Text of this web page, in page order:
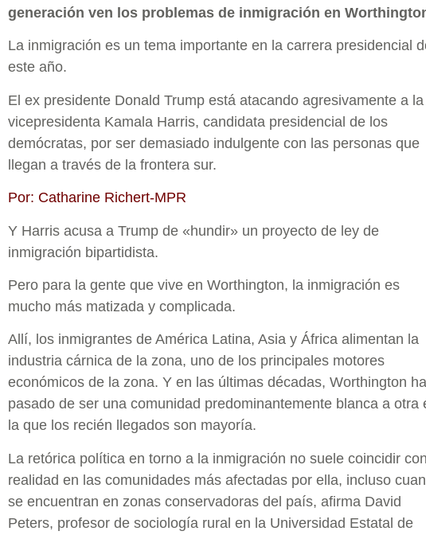
generación ven los problemas de inmigración en
La inmigración es un tema importante en la carrera presidencial
este año.
El ex presidente Donald Trump está atacando agresivamente a la
vicepresidenta Kamala Harris, candidata presidencial de los
demócratas, por ser demasiado indulgente con las personas que
llegan a través de la frontera sur.
Por: Catharine Richert-MPR
Y Harris acusa a Trump de «hundir» un proyecto de ley de
inmigración bipartidista.
Pero para la gente que vive en Worthington, la inmigración es
mucho más matizada y complicada.
Allí, los inmigrantes de América Latina, Asia y África alimentan la
industria cárnica de la zona, uno de los principales motores
económicos de la zona. Y en las últimas décadas, Worthington ha
pasado de ser una comunidad predominantemente blanca a otra
la que los recién llegados son mayoría.
La retórica política en torno a la inmigración no suele coincidir
realidad en las comunidades más afectadas por ella, incluso
se encuentran en zonas conservadoras del país, afirma David
Peters, profesor de sociología rural en la Universidad Estatal de